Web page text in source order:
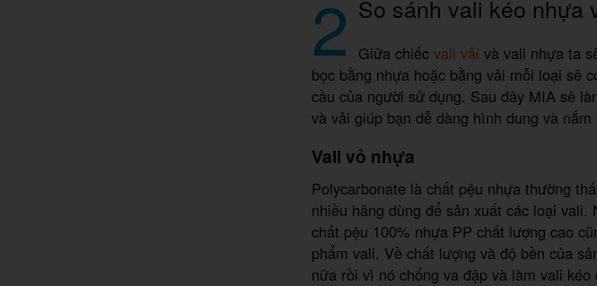
2 So sánh vali kéo nhựa
Giữa chiếc vali vải và vali nhựa ta
bọc bằng nhựa hoặc bằng vải mỗi loại sẽ
cầu của người sử dụng. Sau đây MIA sẽ
và vải giúp bạn dễ dàng hình dung và
Vali vỏ nhựa
Polycarbonate là chất pệu nhựa thường
nhiều hãng dùng để sản xuất các loại
chất pệu 100% nhựa PP chất lượng cao
phẩm vali. Về chất lượng và độ bền của
nữa rồi vì nó chống va đập và làm vali kéo